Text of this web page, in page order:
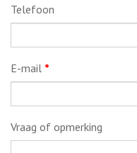
Telefoon
E-mail *
Vraag of opmerking